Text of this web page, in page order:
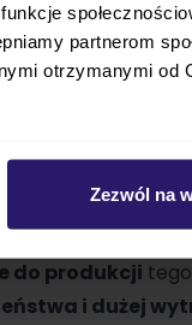
partnerom
otrzymanymi od
Zezwól na
Do
którym każdy
Glossjest
miejscach
do produkcji
i dużej